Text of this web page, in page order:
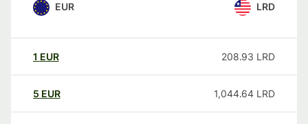
EUR LRD
1 EUR 208.93 LRD
5 EUR 1,044.64 LRD